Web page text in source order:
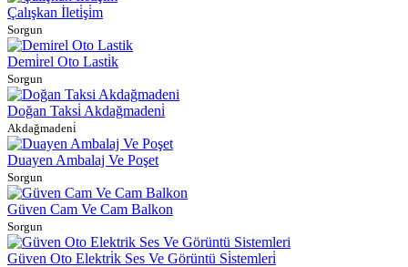
Çalışkan İleti̇şi̇m
Sorgun
Demi̇rel Oto Lasti̇k
Sorgun
Doğan Taksi̇ Akdağmadeni̇
Akdağmadeni̇
Duayen Ambalaj Ve Poşet
Sorgun
Güven Cam Ve Cam Balkon
Sorgun
Güven Oto Elektri̇k Ses Ve Görüntü Si̇stemleri̇